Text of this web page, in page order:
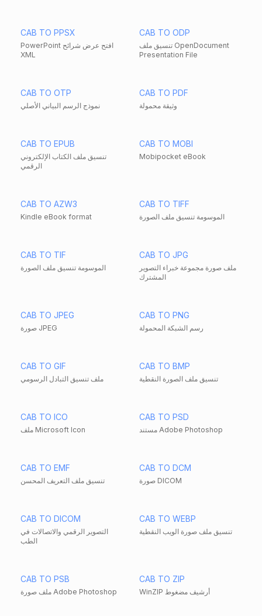
CAB TO PPSX
PowerPoint افتح عرض شرائح
XML
CAB TO ODP
تنسيق ملف OpenDocument
Presentation File
CAB TO OTP
نموذج الرسم البياني الأصلي
CAB TO PDF
وثيقة محمولة
CAB TO EPUB
تنسيق ملف الكتاب الإلكتروني
الرقمي
CAB TO MOBI
Mobipocket eBook
CAB TO AZW3
Kindle eBook format
CAB TO TIFF
الموسومة تنسيق ملف الصورة
CAB TO TIF
الموسومة تنسيق ملف الصورة
CAB TO JPG
ملف صورة مجموعة خبراء التصوير
المشترك
CAB TO JPEG
صورة JPEG
CAB TO PNG
رسم الشبكة المحمولة
CAB TO GIF
ملف تنسيق التبادل الرسومي
CAB TO BMP
تنسيق ملف الصورة النقطية
CAB TO ICO
ملف Microsoft Icon
CAB TO PSD
مستند Adobe Photoshop
CAB TO EMF
تنسيق ملف التعريف المحسن
CAB TO DCM
صورة DICOM
CAB TO DICOM
التصوير الرقمي والاتصالات في
الطب
CAB TO WEBP
تنسيق ملف صورة الويب النقطية
CAB TO PSB
ملف صورة Adobe Photoshop
CAB TO ZIP
WinZIP أرشيف مضغوط